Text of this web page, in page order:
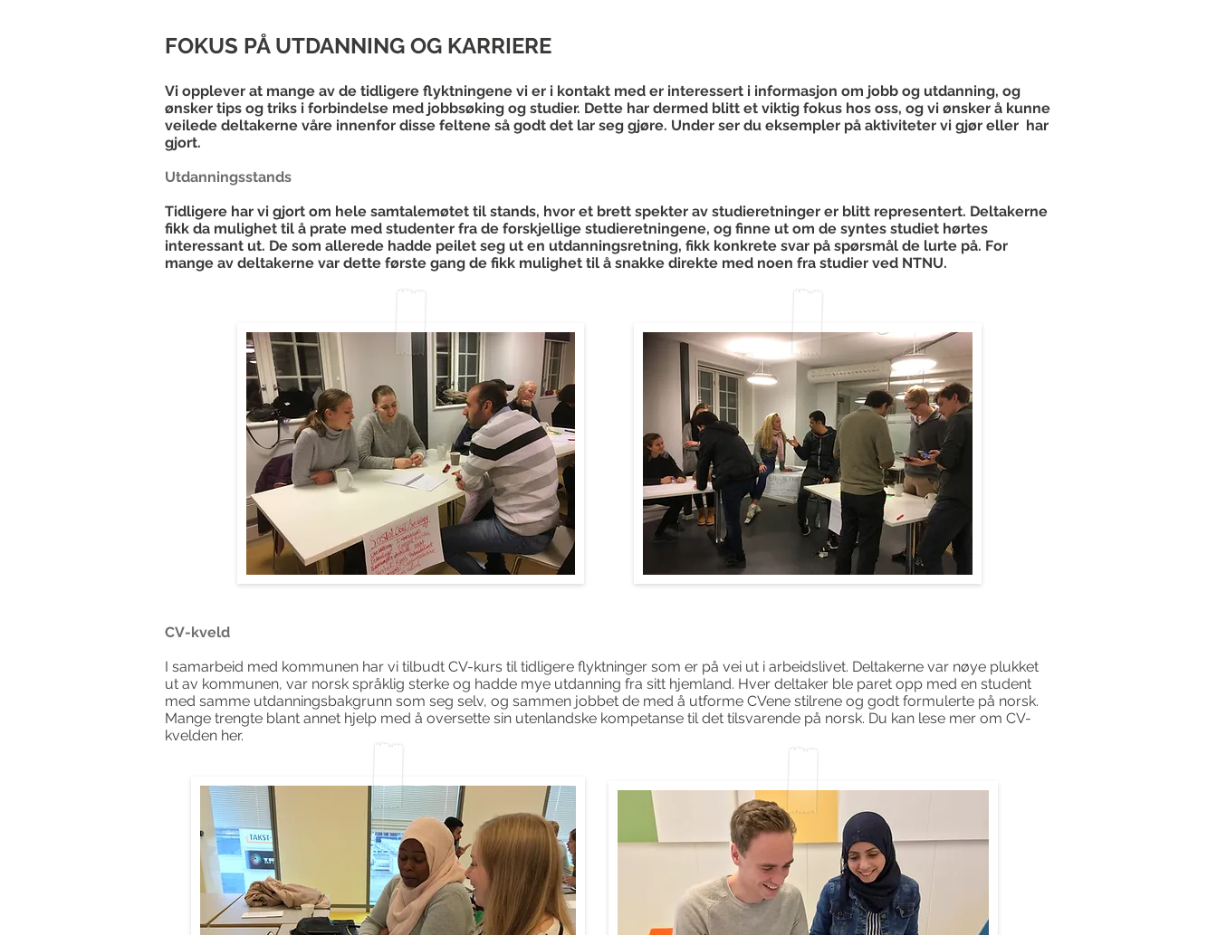
FOKUS PÅ UTDANNING OG KARRIERE
Vi opplever at mange av de tidligere flyktningene vi er i kontakt med er interessert i informasjon om jobb og utdanning, og
ønsker tips og triks i forbindelse med jobbsøking og studier. Dette har dermed blitt et viktig fokus hos oss, og vi ønsker å kunne
veilede deltakerne våre innenfor disse feltene så godt det lar seg gjøre. Under ser du eksempler på aktiviteter vi gjør eller har
gjort.
Utdanningsstands
Tidligere har vi gjort om hele samtalemøtet til stands, hvor et brett spekter av studieretninger er blitt representert. Deltakerne
fikk da mulighet til å prate med studenter fra de forskjellige studieretningene, og finne ut om de syntes studiet hørtes
interessant ut. De som allerede hadde peilet seg ut en utdanningsretning, fikk konkrete svar på spørsmål de lurte på. For
mange av deltakerne var dette første gang de fikk mulighet til å snakke direkte med noen fra studier ved NTNU.
CV-kveld
I samarbeid med kommunen har vi tilbudt CV-kurs til tidligere flyktninger som er på vei ut i arbeidslivet. Deltakerne var nøye plukket
ut av kommunen, var norsk språklig sterke og hadde mye utdanning fra sitt hjemland. Hver deltaker ble paret opp med en student
med samme utdanningsbakgrunn som seg selv, og sammen jobbet de med å utforme CVene stilrene og godt formulerte på norsk.
Mange trengte blant annet hjelp med å oversette sin utenlandske kompetanse til det tilsvarende på norsk. Du kan lese mer om CV-
kvelden her.